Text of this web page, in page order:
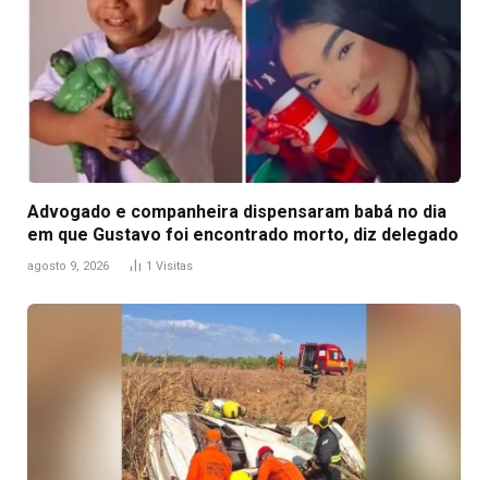
Advogado e companheira dispensaram babá no dia
em que Gustavo foi encontrado morto, diz delegado
agosto 9, 2026 1 Visitas